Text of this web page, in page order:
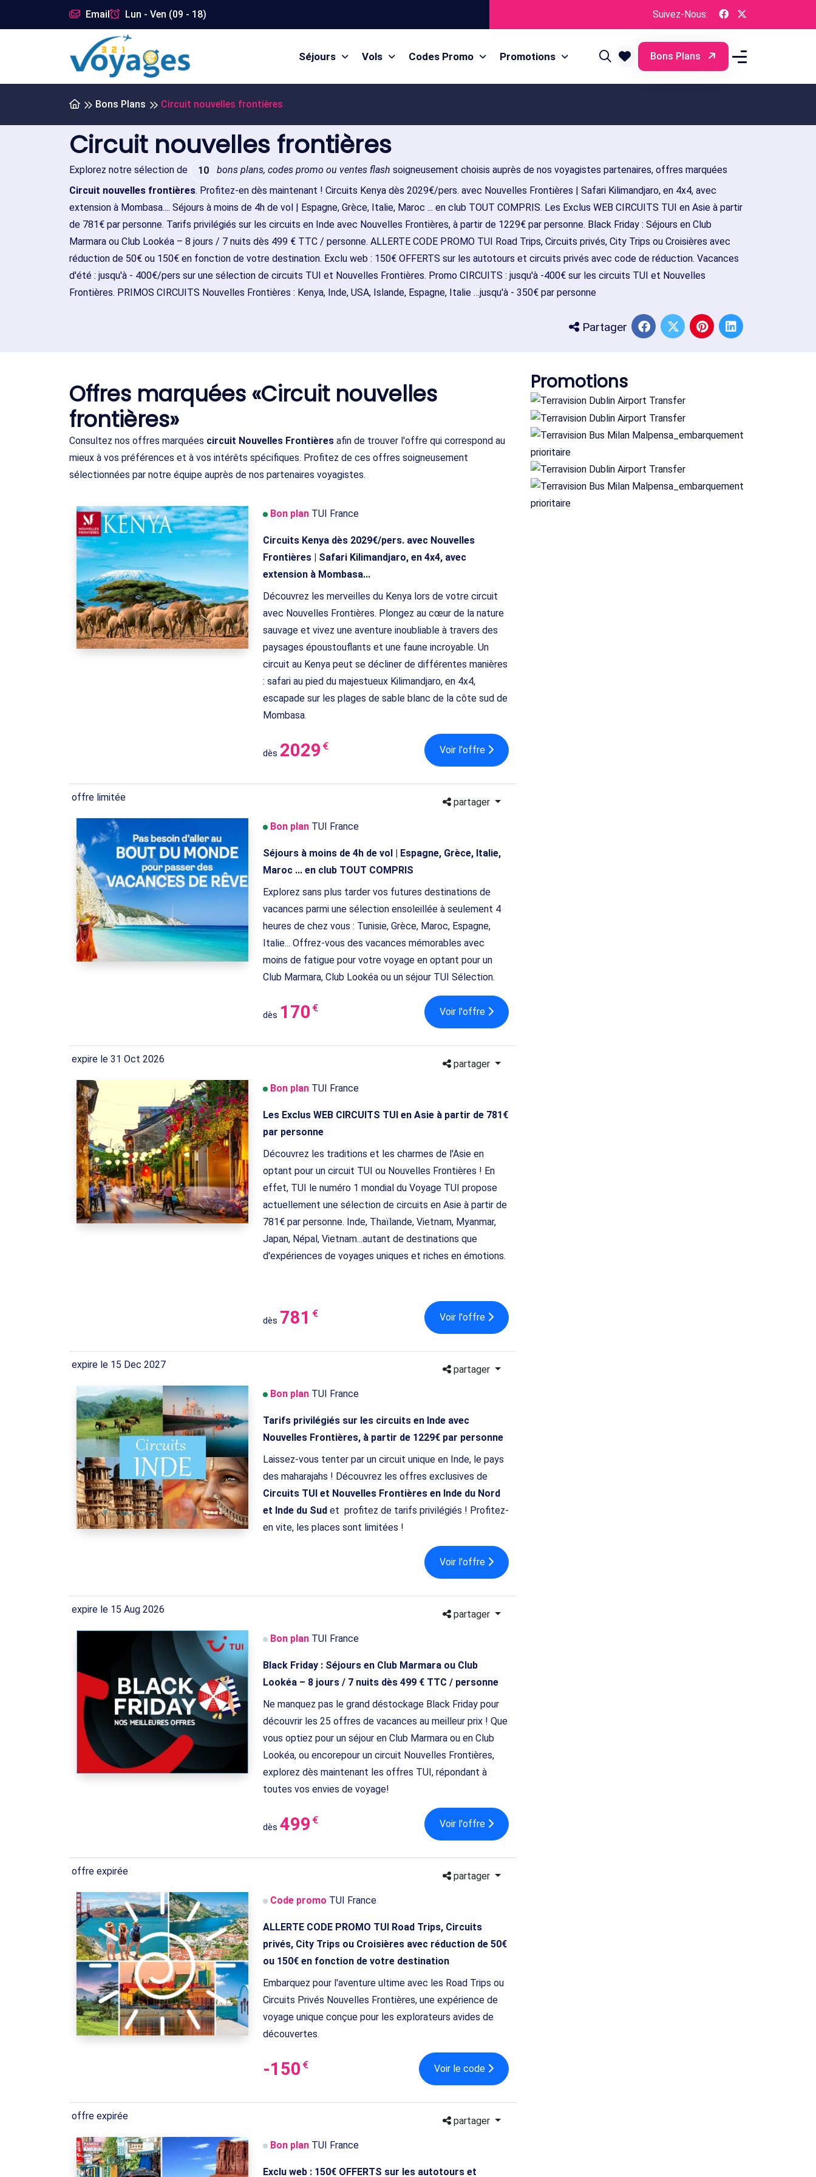
Email Lun - Ven (09 - 18) Suivez-Nous:
Séjours Vols Codes Promo Promotions Bons Plans
Bons Plans Circuit nouvelles frontières
Circuit nouvelles frontières
Explorez notre sélection de 10 bons plans, codes promo ou ventes flash soigneusement choisis auprès de nos voyagistes partenaires, offres marquées
Circuit nouvelles frontières. Profitez-en dès maintenant ! Circuits Kenya dès 2029€/pers. avec Nouvelles Frontières | Safari Kilimandjaro, en 4x4, avec
extension à Mombasa.... Séjours à moins de 4h de vol | Espagne, Grèce, Italie, Maroc ... en club TOUT COMPRIS. Les Exclus WEB CIRCUITS TUI en Asie à partir
de 781€ par personne. Tarifs privilégiés sur les circuits en Inde avec Nouvelles Frontières, à partir de 1229€ par personne. Black Friday : Séjours en Club
Marmara ou Club Lookéa – 8 jours / 7 nuits dès 499 € TTC / personne. ALLERTE CODE PROMO TUI Road Trips, Circuits privés, City Trips ou Croisières avec
réduction de 50€ ou 150€ en fonction de votre destination. Exclu web : 150€ OFFERTS sur les autotours et circuits privés avec code de réduction. Vacances
d'été : jusqu'à - 400€/pers sur une sélection de circuits TUI et Nouvelles Frontières. Promo CIRCUITS : jusqu'à -400€ sur les circuits TUI et Nouvelles
Frontières. PRIMOS CIRCUITS Nouvelles Frontières : Kenya, Inde, USA, Islande, Espagne, Italie …jusqu'à - 350€ par personne
Partager
Offres marquées «Circuit nouvelles
frontières»
Consultez nos offres marquées circuit Nouvelles Frontières afin de trouver l'offre qui correspond au
mieux à vos préférences et à vos intérêts spécifiques. Profitez de ces offres soigneusement
sélectionnées par notre équipe auprès de nos partenaires voyagistes.
Bon planTUI France
Circuits Kenya dès 2029€/pers. avec Nouvelles
Frontières | Safari Kilimandjaro, en 4x4, avec
extension à Mombasa...
Découvrez les merveilles du Kenya lors de votre circuit
avec Nouvelles Frontières. Plongez au cœur de la nature
sauvage et vivez une aventure inoubliable à travers des
paysages époustouflants et une faune incroyable. Un
circuit au Kenya peut se décliner de différentes manières
: safari au pied du majestueux Kilimandjaro, en 4x4,
escapade sur les plages de sable blanc de la côte sud de
Mombasa.
dès 2029 € Voir l'offre
offre limitée partager
Bon planTUI France
Séjours à moins de 4h de vol | Espagne, Grèce, Italie,
Maroc ... en club TOUT COMPRIS
Explorez sans plus tarder vos futures destinations de
vacances parmi une sélection ensoleillée à seulement 4
heures de chez vous : Tunisie, Grèce, Maroc, Espagne,
Italie... Offrez-vous des vacances mémorables avec
moins de fatigue pour votre voyage en optant pour un
Club Marmara, Club Lookéa ou un séjour TUI Sélection.
dès 170 € Voir l'offre
expire le 31 Oct 2026 partager
Bon planTUI France
Les Exclus WEB CIRCUITS TUI en Asie à partir de 781€
par personne
Découvrez les traditions et les charmes de l'Asie en
optant pour un circuit TUI ou Nouvelles Frontières ! En
effet, TUI le numéro 1 mondial du Voyage TUI propose
actuellement une sélection de circuits en Asie à partir de
781€ par personne. Inde, Thaïlande, Vietnam, Myanmar,
Japan, Népal, Vietnam...autant de destinations que
d'expériences de voyages uniques et riches en émotions.
dès 781 € Voir l'offre
expire le 15 Dec 2027 partager
Bon planTUI France
Tarifs privilégiés sur les circuits en Inde avec
Nouvelles Frontières, à partir de 1229€ par personne
Laissez-vous tenter par un circuit unique en Inde, le pays
des maharajahs ! Découvrez les offres exclusives de
Circuits TUI et Nouvelles Frontières en Inde du Nord
et Inde du Sudet profitez de tarifs privilégiés ! Profitez-
en vite, les places sont limitées !
Voir l'offre
expire le 15 Aug 2026 partager
Bon planTUI France
Black Friday : Séjours en Club Marmara ou Club
Lookéa – 8 jours / 7 nuits dès 499 € TTC / personne
Ne manquez pas le grand déstockage Black Friday pour
découvrir les 25 offres de vacances au meilleur prix ! Que
vous optiez pour un séjour en Club Marmara ou en Club
Lookéa, ou encorepour un circuit Nouvelles Frontières,
explorez dès maintenant les offres TUI, répondant à
toutes vos envies de voyage!
dès 499 € Voir l'offre
offre expirée partager
Code promo TUI France
ALLERTE CODE PROMO TUI Road Trips, Circuits
privés, City Trips ou Croisières avec réduction de 50€
ou 150€ en fonction de votre destination
Embarquez pour l'aventure ultime avec les Road Trips ou
Circuits Privés Nouvelles Frontières, une expérience de
voyage unique conçue pour les explorateurs avides de
découvertes.
-150 € Voir le code
offre expirée partager
Bon planTUI France
Exclu web : 150€ OFFERTS sur les autotours et
Promotions